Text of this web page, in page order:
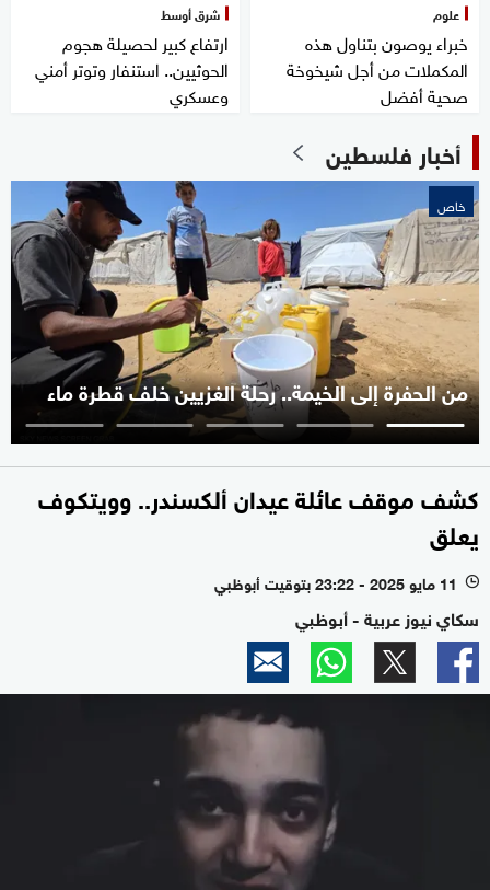
علوم
خبراء يوصون بتناول هذه
المكملات من أجل شيخوخة
صحية أفضل
شرق أوسط
ارتفاع كبير لحصيلة هجوم
الحوثيين.. استنفار وتوتر أمني
وعسكري
أخبار فلسطين
خاص
من الحفرة إلى الخيمة.. رحلة الغزيين خلف قطرة ماء
كشف موقف عائلة عيدان ألكسندر.. وويتكوف
يعلق
l 11 مايو 2025 - 23:22 بتوقيت أبوظبي
سكاي نيوز عربية - أبوظبي